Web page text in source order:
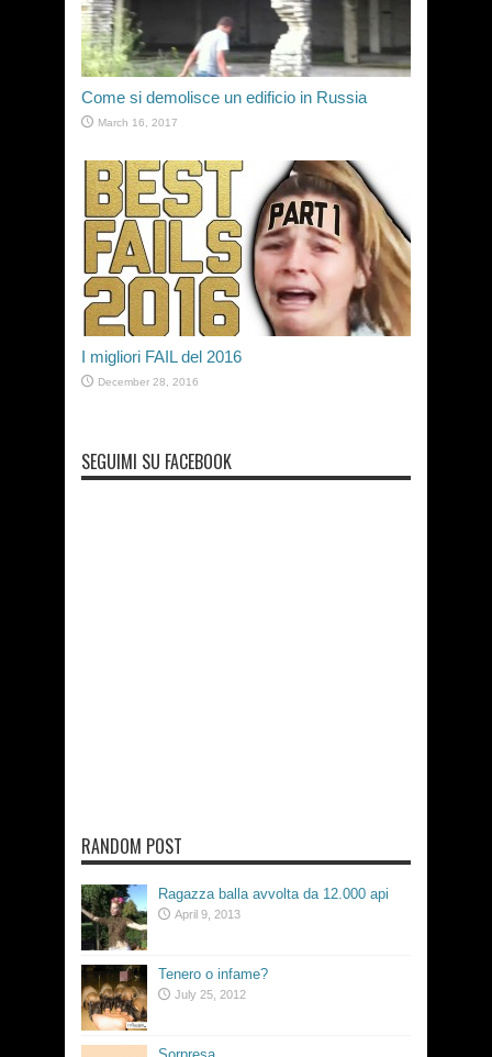
Come si demolisce un edificio in Russia
March 16, 2017
I migliori FAIL del 2016
December 28, 2016
SEGUIMI SU FACEBOOK
RANDOM POST
Ragazza balla avvolta da 12.000 api
April 9, 2013
Tenero o infame?
July 25, 2012